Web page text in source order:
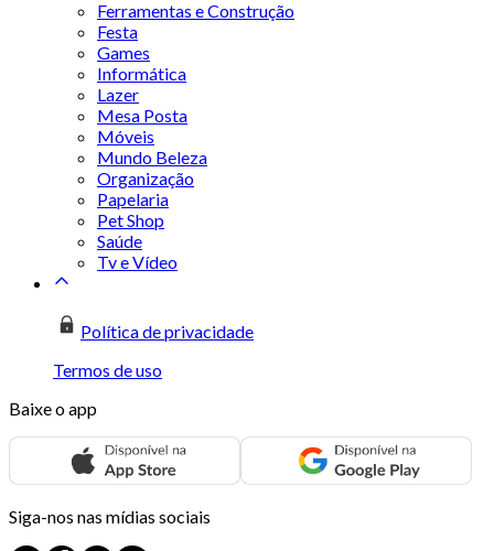
Ferramentas e Construção
Festa
Games
Informática
Lazer
Mesa Posta
Móveis
Mundo Beleza
Organização
Papelaria
Pet Shop
Saúde
Tv e Vídeo
Política de privacidade
Termos de uso
Baixe o app
Siga-nos nas mídias sociais